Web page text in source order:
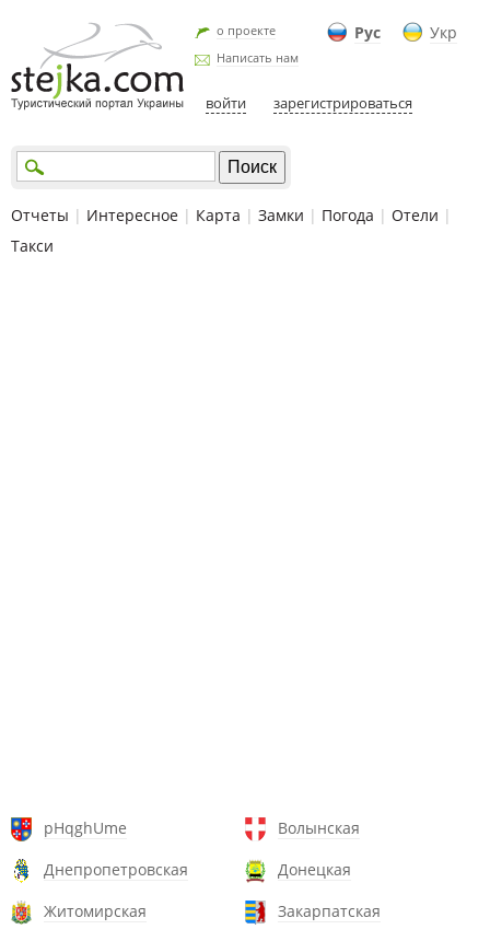
Рус Укр
о проекте
Написать нам
войти зарегистрироваться
Отчеты | Интересное | Карта | Замки | Погода | Отели |
Такси
pHqghUme
Волынская
Днепропетровская
Донецкая
Житомирская
Закарпатская